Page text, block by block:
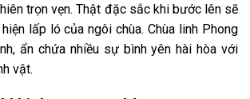
trọn vẹn. Thật đặc sắc khi bước lên sẽ
lấp ló của ngôi chùa. Chùa linh Phong
ẩn chứa nhiều sự bình yên hài hòa với
vật.